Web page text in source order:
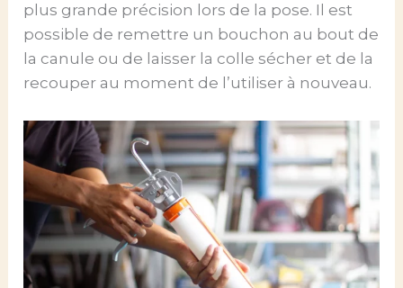
plus grande précision lors de la pose. Il est
possible de remettre un bouchon au bout de
la canule ou de laisser la colle sécher et de la
recouper au moment de l’utiliser à nouveau.